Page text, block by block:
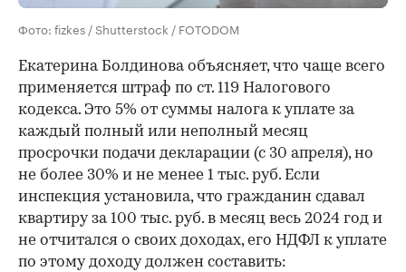
Фото: fizkes / Shutterstock / FOTODOM
Екатерина Болдинова объясняет, что чаще всего
применяется штраф по ст. 119 Налогового
кодекса. Это 5% от суммы налога к уплате за
каждый полный или неполный месяц
просрочки подачи декларации (с 30 апреля), но
не более 30% и не менее 1 тыс. руб. Если
инспекция установила, что гражданин сдавал
квартиру за 100 тыс. руб. в месяц весь 2024 год и
не отчитался о своих доходах, его НДФЛ к уплате
по этому доходу должен составить: